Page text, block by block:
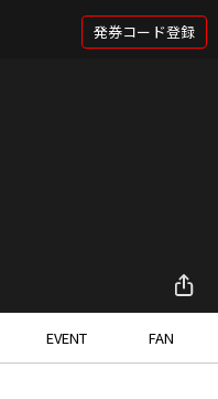
発券コード登録
EVENT FAN